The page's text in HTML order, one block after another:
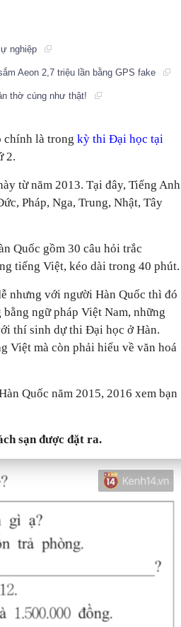
nghiệp
Aeon 2,7 triệu lần bằng GPS fake
thờ cúng như thật!
chính là trong kỳ thi Đại học tại
2.
từ năm 2013. Tại đây, Tiếng Anh
Pháp, Nga, Trung, Nhật, Tây
Quốc gồm 30 câu hỏi trắc
tiếng Việt, kéo dài trong 40 phút.
nhưng với người Hàn Quốc thì đó
ngữ pháp Việt Nam, những
thí sinh dự thi Đại học ở Hàn.
Việt mà còn phải hiểu về văn hoá
Quốc năm 2015, 2016 xem bạn
sạn được đặt ra.